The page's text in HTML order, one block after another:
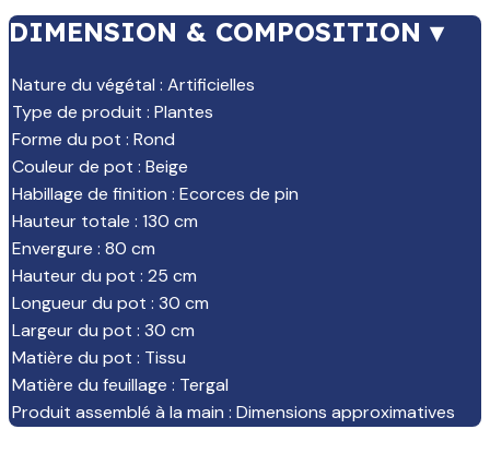
DIMENSION & COMPOSITION ▾
Nature du végétal : Artificielles
Type de produit : Plantes
Forme du pot : Rond
Couleur de pot : Beige
Habillage de finition : Ecorces de pin
Hauteur totale : 130 cm
Envergure : 80 cm
Hauteur du pot : 25 cm
Longueur du pot : 30 cm
Largeur du pot : 30 cm
Matière du pot : Tissu
Matière du feuillage : Tergal
Produit assemblé à la main : Dimensions approximatives